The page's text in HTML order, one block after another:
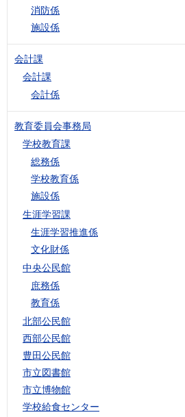
消防係
施設係
会計課
会計課
会計係
教育委員会事務局
学校教育課
総務係
学校教育係
施設係
生涯学習課
生涯学習推進係
文化財係
中央公民館
庶務係
教育係
北部公民館
西部公民館
豊田公民館
市立図書館
市立博物館
学校給食センター